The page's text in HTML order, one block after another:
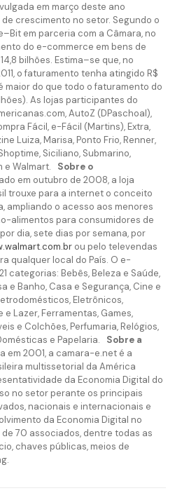
em março deste ano
crescimento no setor. Segundo o
em parceria com a Câmara, no
do e-commerce em bens de
bilhões. Estima–se que, no
o faturamento tenha atingido R$
maior do que todo o faturamento do
As lojas participantes do
AutoZ (DPaschoal),
Fácil, e-Fácil (Martins), Extra,
Luiza, Marisa, Ponto Frio, Renner,
Siciliano, Submarino,
e Walmart. Sobre o
em outubro de 2008, a loja
trouxe para a internet o conceito
ampliando o acesso aos menores
alimentos para consumidores de
dia, sete dias por semana, por
ou pelo televendas
qualquer local do País. O e-
categorias: Bebês, Beleza e Saúde,
e Banho, Casa e Segurança, Cine e
Eletrônicos,
Lazer, Ferramentas, Games,
e Colchões, Perfumaria, Relógios,
e Papelaria. Sobre a
em 2001, a camara-e.net é a
multissetorial da América
da Economia Digital do
no setor perante os principais
nacionais e internacionais e
da Economia Digital no
de 70 associados, dentre todas as
chaves públicas, meios de